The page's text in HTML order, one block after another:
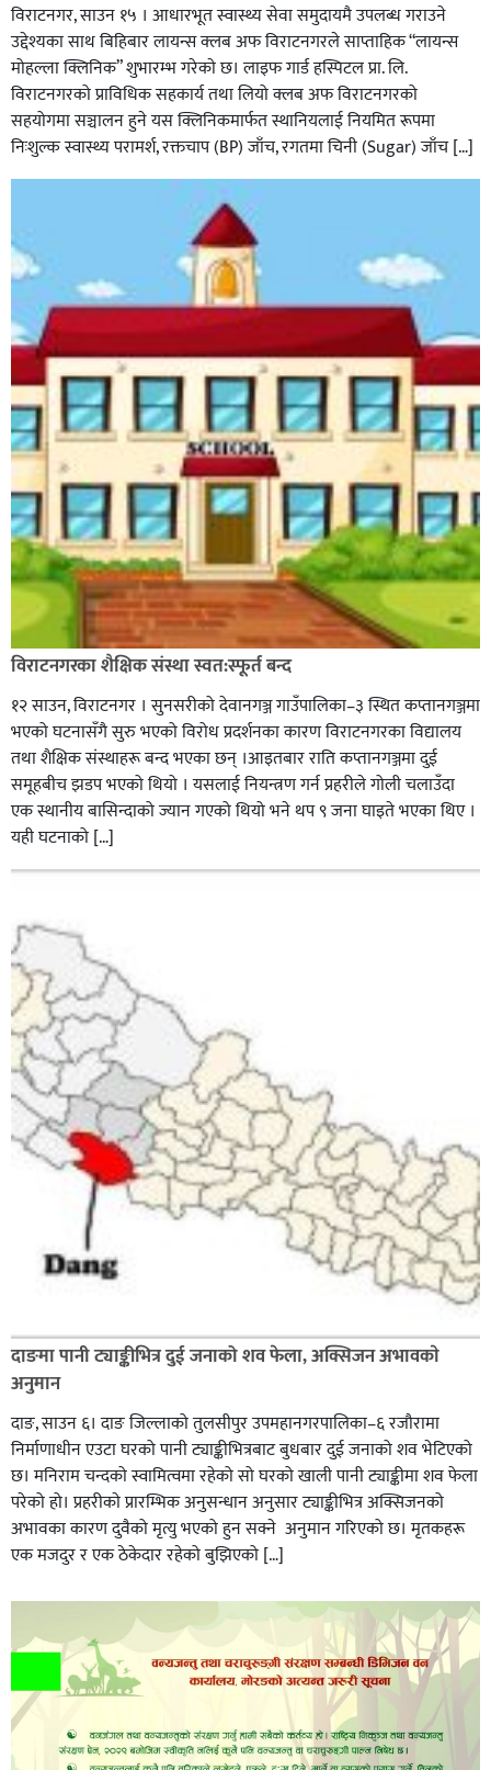
विराटनगर, साउन १५ । आधारभूत स्वास्थ्य सेवा समुदायमै उपलब्ध गराउने
उद्देश्यका साथ बिहिबार लायन्स क्लब अफ विराटनगरले साप्ताहिक “लायन्स
मोहल्ला क्लिनिक” शुभारम्भ गरेकाे छ। लाइफ गार्ड हस्पिटल प्रा. लि.
विराटनगरको प्राविधिक सहकार्य तथा लियो क्लब अफ विराटनगरको
सहयोगमा सञ्चालन हुने यस क्लिनिकमार्फत स्थानियलाई नियमित रूपमा
निःशुल्क स्वास्थ्य परामर्श, रक्तचाप (BP) जाँच, रगतमा चिनी (Sugar) जाँच […]
विराटनगरका शैक्षिक संस्था स्वत:स्फूर्त बन्द
१२ साउन, विराटनगर । सुनसरीको देवानगञ्ज गाउँपालिका–३ स्थित कप्तानगञ्जमा
भएको घटनासँगै सुरु भएको विरोध प्रदर्शनका कारण विराटनगरका विद्यालय
तथा शैक्षिक संस्थाहरू बन्द भएका छन् ।आइतबार राति कप्तानगञ्जमा दुई
समूहबीच झडप भएको थियो । यसलाई नियन्त्रण गर्न प्रहरीले गोली चलाउँदा
एक स्थानीय बासिन्दाको ज्यान गएको थियो भने थप ९ जना घाइते भएका थिए ।
यही घटनाको […]
दाङमा पानी ट्याङ्कीभित्र दुई जनाको शव फेला, अक्सिजन अभावकाे
अनुमान
दाङ, साउन ६। दाङ जिल्लाको तुलसीपुर उपमहानगरपालिका–६ रजौरामा
निर्माणाधीन एउटा घरको पानी ट्याङ्कीभित्रबाट बुधबार दुई जनाको शव भेटिएको
छ। मनिराम चन्दको स्वामित्वमा रहेको सो घरको खाली पानी ट्याङ्कीमा शव फेला
परेको हो। प्रहरीकाे प्रारम्भिक अनुसन्धान अनुसार ट्याङ्कीभित्र अक्सिजनको
अभावका कारण दुवैको मृत्यु भएको हुन सक्ने अनुमान गरिएको छ। मृतकहरू
एक मजदुर र एक ठेकेदार रहेको बुझिएको […]